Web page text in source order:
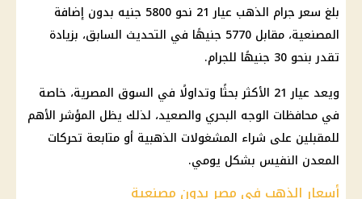
بلغ سعر جرام الذهب عيار 21 نحو 5800 جنيه بدون إضافة
المصنعية، مقابل 5770 جنيهًا في التحديث السابق، بزيادة
تقدر بنحو 30 جنيهًا للجرام.
ويعد عيار 21 الأكثر بحثًا وتداولًا في السوق المصرية، خاصة
في محافظات الوجه البحري والصعيد، لذلك يظل المؤشر الأهم
للمقبلين على شراء المشغولات الذهبية أو متابعة تحركات
المعدن النفيس بشكل يومي.
أسعار الذهب في مصر بدون مصنعية